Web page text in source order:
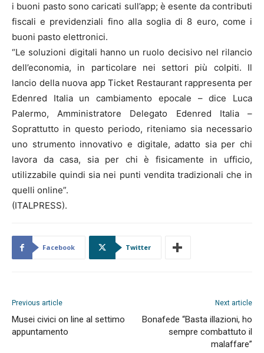
i buoni pasto sono caricati sull’app; è esente da contributi
fiscali e previdenziali fino alla soglia di 8 euro, come i
buoni pasto elettronici.
“Le soluzioni digitali hanno un ruolo decisivo nel rilancio
dell’economia, in particolare nei settori più colpiti. Il
lancio della nuova app Ticket Restaurant rappresenta per
Edenred Italia un cambiamento epocale – dice Luca
Palermo, Amministratore Delegato Edenred Italia –
Soprattutto in questo periodo, riteniamo sia necessario
uno strumento innovativo e digitale, adatto sia per chi
lavora da casa, sia per chi è fisicamente in ufficio,
utilizzabile quindi sia nei punti vendita tradizionali che in
quelli online”.
(ITALPRESS).
Facebook Twitter
Previous article
Musei civici on line al settimo
appuntamento
Next article
Bonafede “Basta illazioni, ho
sempre combattuto il
malaffare”